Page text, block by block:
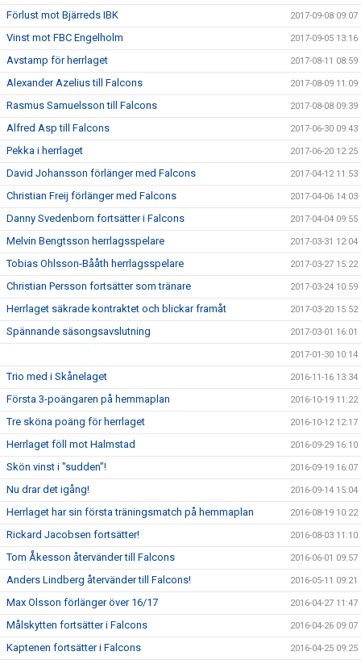
Förlust mot Bjärreds IBK 2017-09-08 09:07
Vinst mot FBC Engelholm 2017-09-05 13:16
Avstamp för herrlaget 2017-08-11 08:59
Alexander Azelius till Falcons 2017-08-09 11:09
Rasmus Samuelsson till Falcons 2017-08-08 09:39
Alfred Asp till Falcons 2017-06-30 09:43
Pekka i herrlaget 2017-06-20 12:25
David Johansson förlänger med Falcons 2017-04-12 11:53
Christian Freij förlänger med Falcons 2017-04-06 14:03
Danny Svedenborn fortsätter i Falcons 2017-04-04 09:55
Melvin Bengtsson herrlagsspelare 2017-03-31 12:04
Tobias Ohlsson-Bååth herrlagsspelare 2017-03-27 15:22
Christian Persson fortsätter som tränare 2017-03-24 10:59
Herrlaget säkrade kontraktet och blickar framåt 2017-03-20 15:52
Spännande säsongsavslutning 2017-03-01 16:01
2017-01-30 10:14
Trio med i Skånelaget 2016-11-16 13:34
Första 3-poängaren på hemmaplan 2016-10-19 11:22
Tre sköna poäng för herrlaget 2016-10-12 12:17
Herrlaget föll mot Halmstad 2016-09-29 16:10
Skön vinst i "sudden"! 2016-09-19 16:07
Nu drar det igång! 2016-09-14 15:04
Herrlaget har sin första träningsmatch på hemmaplan 2016-08-19 10:22
Rickard Jacobsen fortsätter! 2016-08-03 11:10
Tom Åkesson återvänder till Falcons 2016-06-01 09:57
Anders Lindberg återvänder till Falcons! 2016-05-11 09:21
Max Olsson förlänger över 16/17 2016-04-27 11:47
Målskytten fortsätter i Falcons 2016-04-26 09:07
Kaptenen fortsätter i Falcons 2016-04-25 09:25